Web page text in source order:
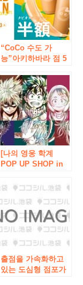
“CoCo 수도 가
능”아키하바라 점 5
오픈! !
[나의 영웅 학계
POP UP SHOP in
취미 천국]가 개최!
(토)부터 9 월 30 일
(일)까지.
출점을 가속화하고
있는 도심형 점포가